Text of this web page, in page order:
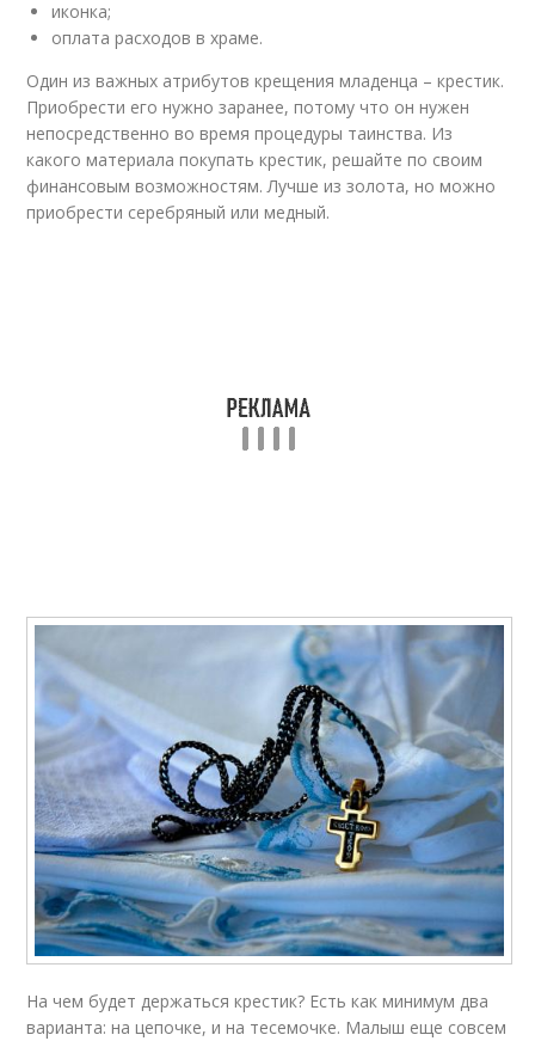
иконка;
оплата расходов в храме.
Один из важных атрибутов крещения младенца – крестик.
Приобрести его нужно заранее, потому что он нужен
непосредственно во время процедуры таинства. Из
какого материала покупать крестик, решайте по своим
финансовым возможностям. Лучше из золота, но можно
приобрести серебряный или медный.
На чем будет держаться крестик? Есть как минимум два
варианта: на цепочке, и на тесемочке. Малыш еще совсем